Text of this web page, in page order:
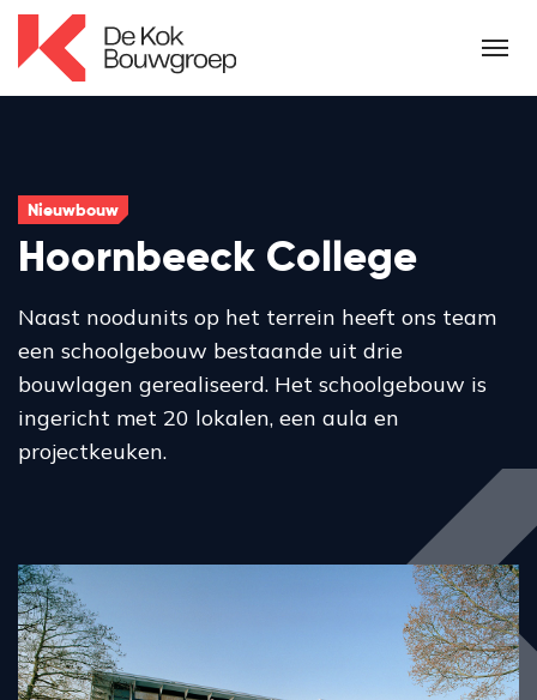
Nieuwbouw
Hoornbeeck College
Naast noodunits op het terrein heeft ons team
een schoolgebouw bestaande uit drie
bouwlagen gerealiseerd. Het schoolgebouw is
ingericht met 20 lokalen, een aula en
projectkeuken.